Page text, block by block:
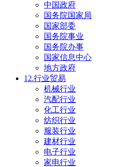
中国政府
国务院国家局
国家部委
国务院事业
国务院办事
国家信息中心
地方政府
12.行业贸易
机械行业
汽配行业
化工行业
纺织行业
服装行业
建材行业
电子行业
家电行业